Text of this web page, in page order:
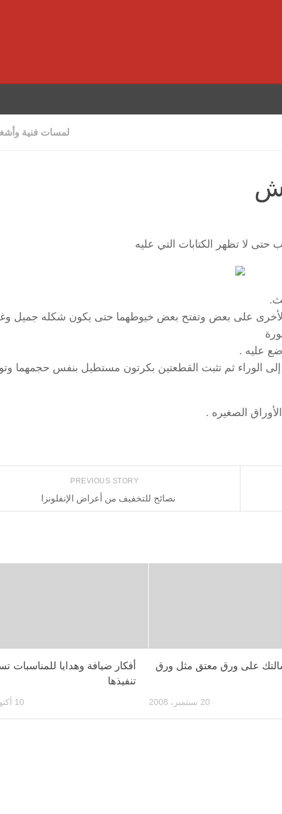
لمسات فنية
لا تظهر الكتابات التي عليه
الأخرى على بعض وتفتح بعض خيوطهما حتى يكون شكله جميل
عليه .
الوراء ثم تثبت القطعتين بكرتون مستطيل بنفس حجمهما
الصغيره .
PREVIOUS STORY
نصائح للتخفيف من أعراض الإنفلونزا
أفكار ضيافة وهدايا للمناسبات
تنفيذها
10 أكتوبر، 2004
على ورق معتق مثل ورق
20 سبتمبر، 2008